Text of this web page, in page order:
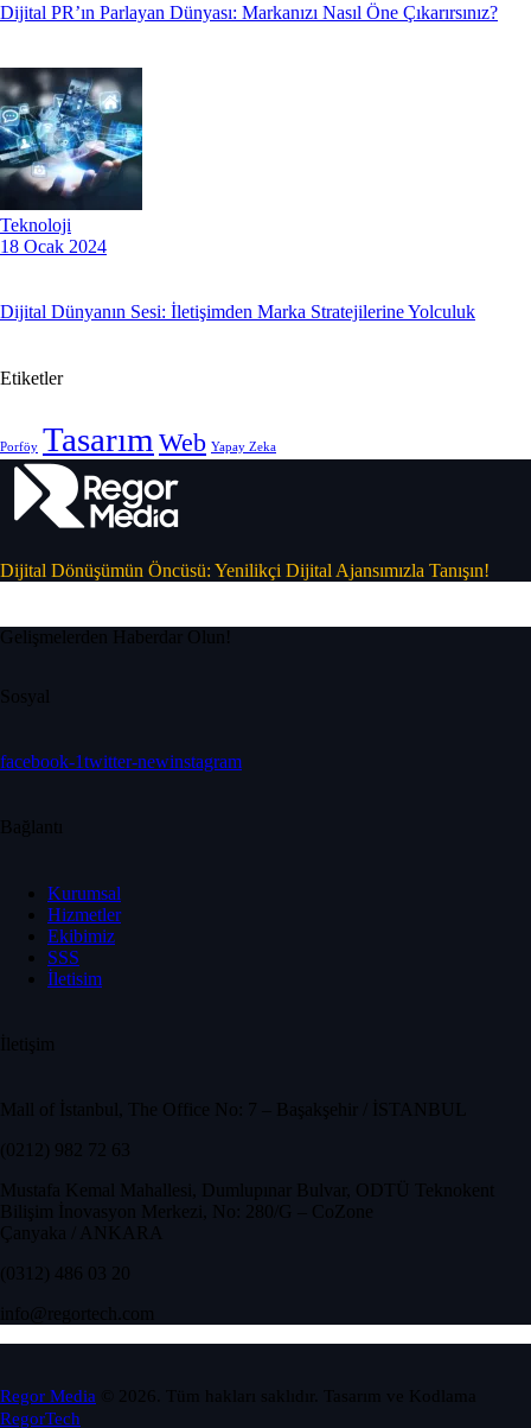
Dijital PR’ın Parlayan Dünyası: Markanızı Nasıl Öne Çıkarırsınız?
Teknoloji
18 Ocak 2024
Dijital Dünyanın Sesi: İletişimden Marka Stratejilerine Yolculuk
Etiketler
Porföy Tasarım Web Yapay Zeka
Dijital Dönüşümün Öncüsü: Yenilikçi Dijital Ajansımızla Tanışın!
Gelişmelerden Haberdar Olun!
Sosyal
facebook-1twitter-newinstagram
Bağlantı
Kurumsal
Hizmetler
Ekibimiz
SSS
İletisim
İletişim
Mall of İstanbul, The Office No: 7 – Başakşehir / İSTANBUL
(0212) 982 72 63
Mustafa Kemal Mahallesi, Dumlupınar Bulvar, ODTÜ Teknokent
Bilişim İnovasyon Merkezi, No: 280/G – CoZone
Çanyaka / ANKARA
(0312) 486 03 20
info@regortech.com
Regor Media © 2026. Tüm hakları saklıdır. Tasarım ve Kodlama
RegorTech